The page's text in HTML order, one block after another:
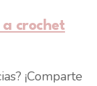
crochet
¡Comparte